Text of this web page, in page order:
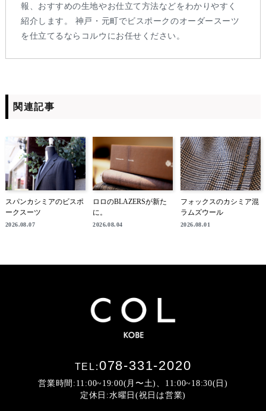
報、おすすめの生地やお仕立て方法などをわかりやすく
紹介します。 神戸・元町でビスポークのオーダースーツ
を仕立てるならコルウにお任せください。
関連記事
スパンカシミアのビスポ
ークスーツ
2026.08.07
ロロのBLAZERSが新た
に。
2026.08.04
フォックスのカシミア混
ラムズウール
2026.08.01
TEL:078-331-2020
営業時間:11:00~19:00(月〜土)、11:00~18:30(日)
定休日:水曜日(祝日は営業)